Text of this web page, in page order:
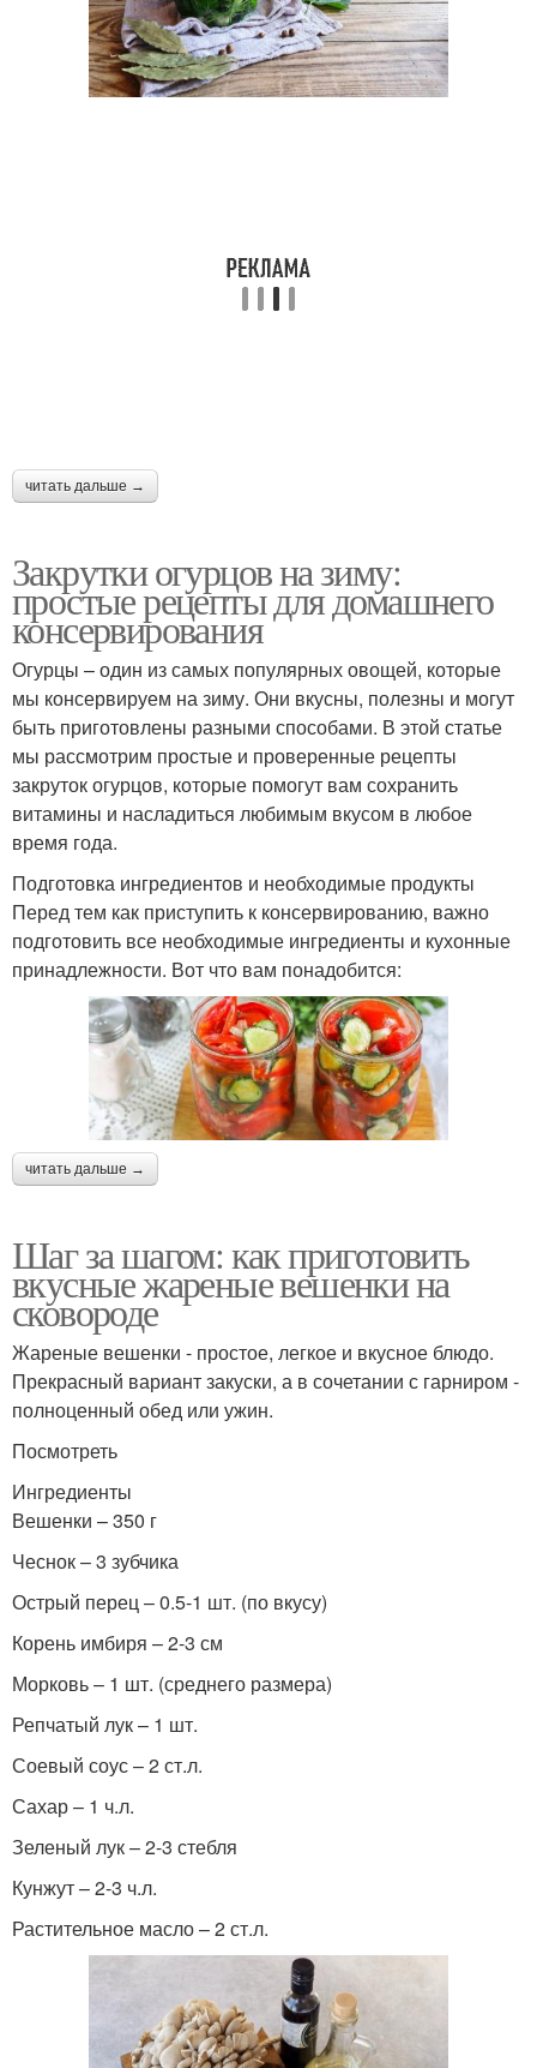
читать дальше →
Закрутки огурцов на зиму:
простые рецепты для домашнего
консервирования
Огурцы – один из самых популярных овощей, которые
мы консервируем на зиму. Они вкусны, полезны и могут
быть приготовлены разными способами. В этой статье
мы рассмотрим простые и проверенные рецепты
закруток огурцов, которые помогут вам сохранить
витамины и насладиться любимым вкусом в любое
время года.
Подготовка ингредиентов и необходимые продукты
Перед тем как приступить к консервированию, важно
подготовить все необходимые ингредиенты и кухонные
принадлежности. Вот что вам понадобится:
читать дальше →
Шаг за шагом: как приготовить
вкусные жареные вешенки на
сковороде
Жареные вешенки - простое, легкое и вкусное блюдо.
Прекрасный вариант закуски, а в сочетании с гарниром -
полноценный обед или ужин.
Посмотреть
Ингредиенты
Вешенки – 350 г
Чеснок – 3 зубчика
Острый перец – 0.5-1 шт. (по вкусу)
Корень имбиря – 2-3 см
Морковь – 1 шт. (среднего размера)
Репчатый лук – 1 шт.
Соевый соус – 2 ст.л.
Сахар – 1 ч.л.
Зеленый лук – 2-3 стебля
Кунжут – 2-3 ч.л.
Растительное масло – 2 ст.л.